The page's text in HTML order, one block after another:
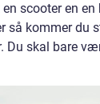
scooter en
så kommer du
Du skal bare